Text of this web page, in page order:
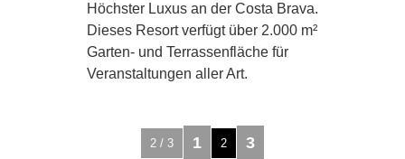
Höchster Luxus an der Costa Brava.
Dieses Resort verfügt über 2.000 m²
Garten- und Terrassenfläche für
Veranstaltungen aller Art.
2 / 3 1 2 3